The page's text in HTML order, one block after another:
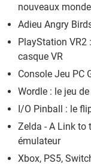
nouveaux
Adieu Angry
PlayStation VR2
casque VR
Console Jeu PC
Wordle : le jeu
I/O Pinball : le
Zelda - A Link to
émulateur
Xbox, PS5,